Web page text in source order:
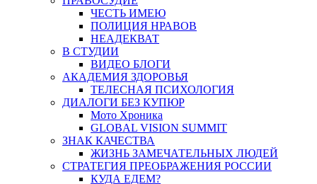
ЧЕСТЬ ИМЕЮ
ПОЛИЦИЯ НРАВОВ
НЕАДЕКВАТ
В СТУДИИ
ВИДЕО БЛОГИ
АКАДЕМИЯ ЗДОРОВЬЯ
ТЕЛЕСНАЯ ПСИХОЛОГИЯ
ДИАЛОГИ БЕЗ КУПЮР
Мото Хроника
GLOBAL VISION SUMMIT
ЗНАК КАЧЕСТВА
ЖИЗНЬ ЗАМЕЧАТЕЛЬНЫХ ЛЮДЕЙ
СТРАТЕГИЯ ПРЕОБРАЖЕНИЯ РОССИИ
КУДА ЕДЕМ?